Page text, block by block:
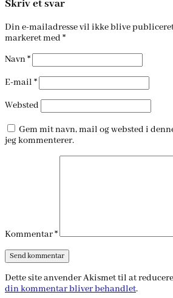
Skriv et svar
Din e-mailadresse vil ikke blive
markeret med *
Navn*
E-mail *
Websted
Gem mit navn, mail og websted i
jeg kommenterer.
Kommentar*
Dette site anvender Akismet til at
din kommentar bliver behandlet.